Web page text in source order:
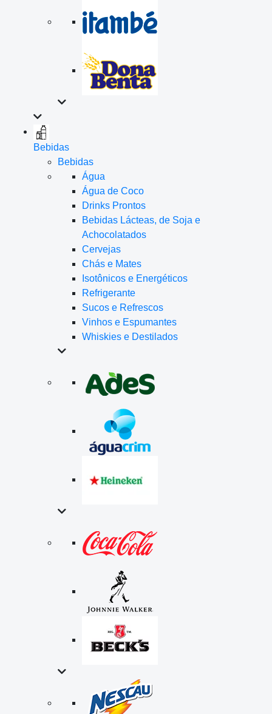
Bebidas
Bebidas
Água
Água de Coco
Drinks Prontos
Bebidas Lácteas, de Soja e
Achocolatados
Cervejas
Chás e Mates
Isotônicos e Energéticos
Refrigerante
Sucos e Refrescos
Vinhos e Espumantes
Whiskies e Destilados